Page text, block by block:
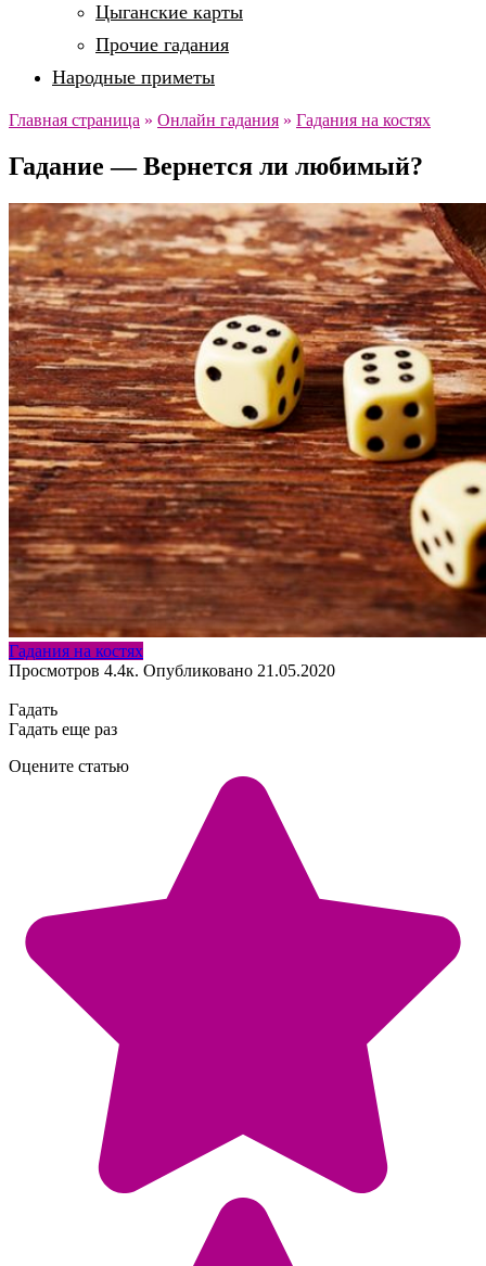
Цыганские карты
Прочие гадания
Народные приметы
Главная страница » Онлайн гадания » Гадания на костях
Гадание — Вернется ли любимый?
Гадания на костях
Просмотров 4.4к. Опубликовано 21.05.2020
Гадать
Гадать еще раз
Оцените статью